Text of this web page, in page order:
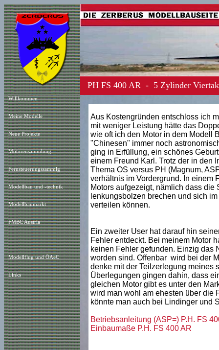
Willkommen
Meine Modelle
Neue Projekte
Motorensammlung
Fernsteuerungssammlg
Modellbau und -technik
Modellbaumarkt
FMBC Austria
Modellflug und ÖAeC
Links
PH FS 400 AR - 5 Zylinder
Aus Kostengründen entschloss ich
mit weniger Leistung hätte das
wie oft ich den Motor in dem Modell
"Chinesen" immer noch
ging in Erfüllung, ein schönes
einem Freund Karl. Trotz der in den
Thema OS versus PH (Magnum,
verhältnis im Vordergrund. In einem
Motors aufgezeigt, nämlich dass
lenkungsbolzen brechen und sich
verteilen können.
Ein zweiter User hat darauf hin
Fehler entdeckt. Bei meinem Motor
keinen Fehler gefunden. Einzig das
worden sind. Offenbar wird bei der
denke mit der Teilzerlegung meines
Überlegungen gingen dahin, dass
gleichen Motor gibt es unter den
wird man wohl am ehesten über die
könnte man auch bei Lindinger und
Betriebsanleitung (ASP=) P.H. FS
Einbaumaße P.H. FS 400 AR